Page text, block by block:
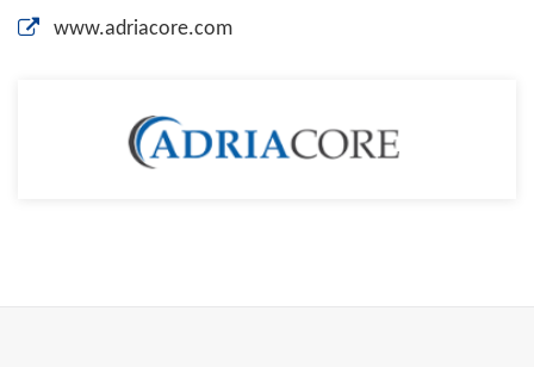
www.adriacore.com